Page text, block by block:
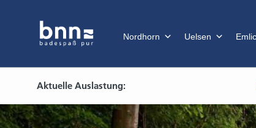
Nordhorn Uelsen
Aktuelle Auslastung: